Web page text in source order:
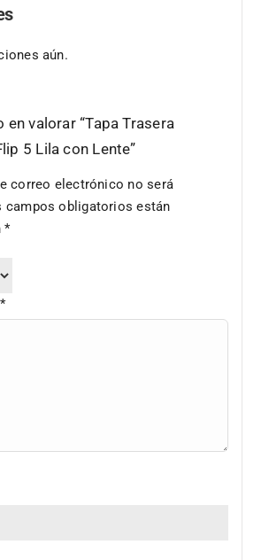
aún.
en valorar “Tapa Trasera
5 Lila con Lente”
correo electrónico no será
campos obligatorios están
*
*